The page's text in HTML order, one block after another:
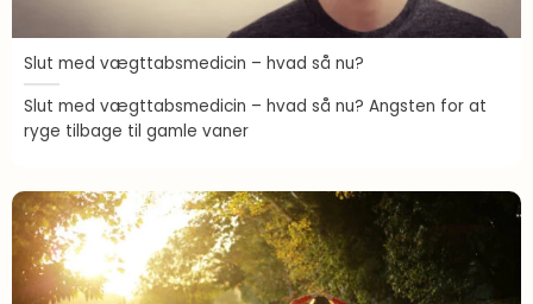
Slut med vægttabsmedicin – hvad så nu?
Slut med vægttabsmedicin – hvad så nu? Angsten for at
ryge tilbage til gamle vaner